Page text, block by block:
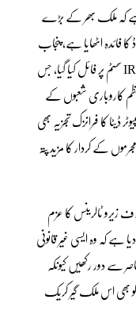
ہے کہ ملک بھر کے بڑے
فائدہ اٹھایا ہے، پنجاب
کے مختلف شہروں خاص طور پر فیصل آباد سے IRIS سسٹم پر فائل کیا گیا، جس
کاروباری شعبوں کے
ڈیٹا کا فرانزک تجزیہ بھی
کے کردار کا مزید پتہ
زیرو ٹالرینس کا عزم
ہے کہ وہ ایسی غیر قانونی
سے دور رکھیں کیونکہ
بھی اس ملک گیر کریک